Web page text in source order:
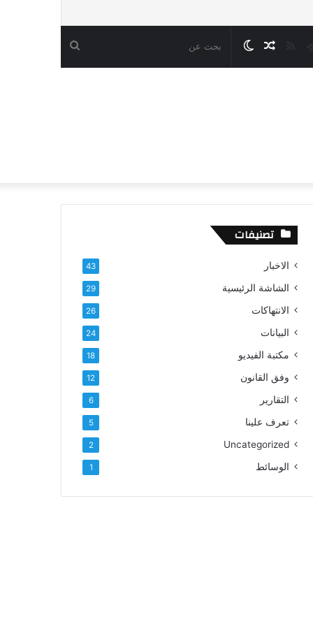
بحث الوضعمقالملخص
تصنيفات
الاخبار 43
الشاشة الرئيسية 29
الانتهاكات 26
البيانات 24
مكتبة الفيديو 18
وفق القانون 12
التقارير 6
تعرف علينا 5
Uncategorized
2
الوسائط 1